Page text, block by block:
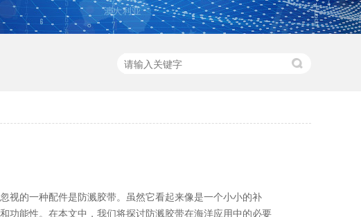
视的一种配件是防溅胶带。虽然它看起来像是一个小小的补
功能性。在本文中，我们将探讨防溅胶带在海洋应用中的必要